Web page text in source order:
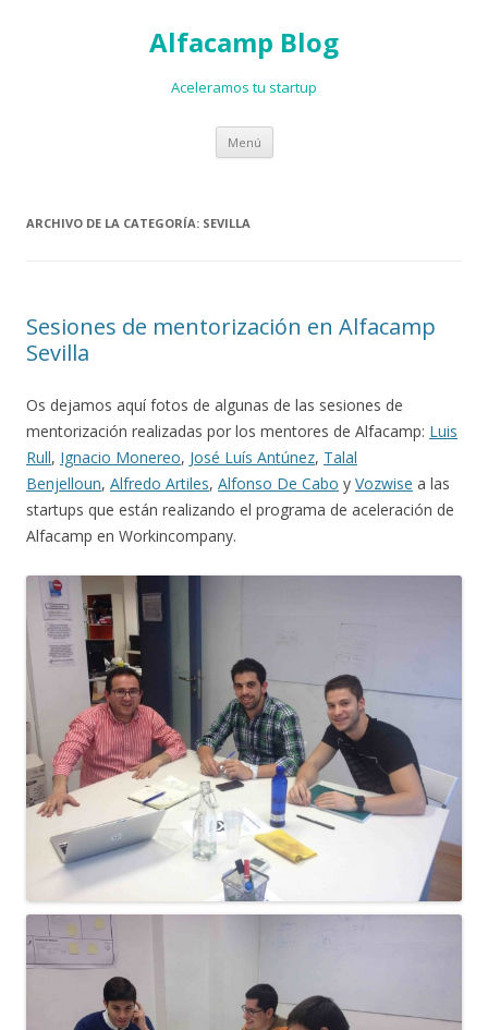
Alfacamp Blog
Aceleramos tu startup
Menú Ir al contenido
ARCHIVO DE LA CATEGORÍA: SEVILLA
Sesiones de mentorización en Alfacamp
Sevilla
Os dejamos aquí fotos de algunas de las sesiones de
mentorización realizadas por los mentores de Alfacamp: Luis
Rull, Ignacio Monereo, José Luís Antúnez, Talal
Benjelloun, Alfredo Artiles, Alfonso De Cabo y Vozwise a las
startups que están realizando el programa de aceleración de
Alfacamp en Workincompany.